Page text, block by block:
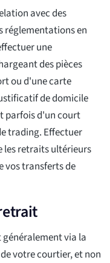
avec des
réglementations en
une
des pièces
ou d'une carte
de domicile
parfois d'un court
trading. Effectuer
retraits ultérieurs
vos transferts de
via la
votre courtier, et non